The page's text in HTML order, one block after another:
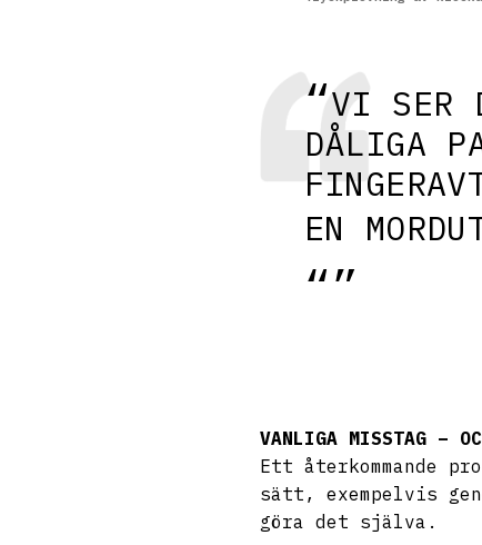
VI SER
DÅLIGA
EN
VANLIGA MISSTAG –
Ett återkommande
sätt, exempelvis
göra det själva.